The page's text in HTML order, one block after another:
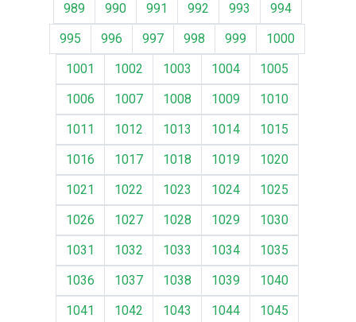
989
990 991 992 993
994
995
996 997 998 999
1000
1001
1002 1003 1004
1005
1006
1007 1008 1009
1010
1011
1012 1013 1014
1015
1016
1017 1018 1019
1020
1021
1022 1023 1024
1025
1026
1027 1028 1029
1030
1031
1032 1033 1034
1035
1036
1037 1038 1039
1040
1041
1042 1043 1044 1045